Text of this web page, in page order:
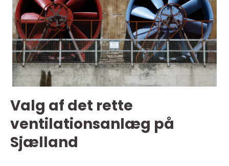
Valg af det rette
ventilationsanlæg på
Sjælland